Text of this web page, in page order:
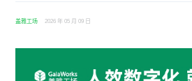
盖雅工场 2026 年 05 月 09 日